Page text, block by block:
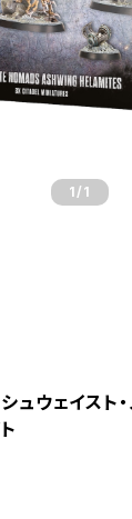
1 /1
ュウェイスト・